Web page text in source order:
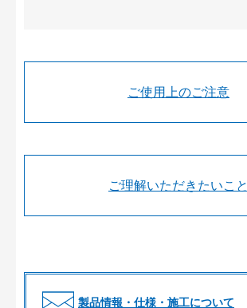
ご使用上のご注意
ご理解いただきたいこと
製品情報・仕様・施工について